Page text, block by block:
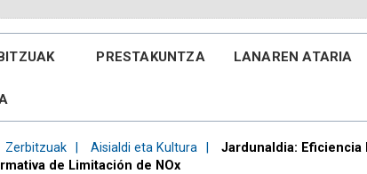
PRESTAKUNTZA LANAREN ATARIA
Zerbitzuak Aisialdi eta Kultura
Jardunaldia:
de Limitación de NOx